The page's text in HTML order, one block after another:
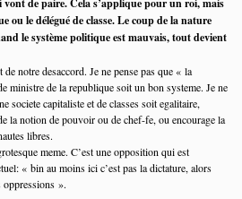
ou le délégué de classe. Le coup de la nature
le système politique est mauvais, tout devient
notre desaccord. Je ne pense pas que « la
ministre de la republique soit un bon systeme. Je ne
societe capitaliste et de classes soit egalitaire,
la notion de pouvoir ou de chef-fe, ou encourage la
libres.
meme. C’est une opposition qui est
« bin au moins ici c’est pas la dictature, alors
oppressions ».